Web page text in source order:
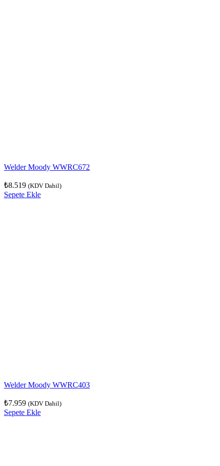
Welder Moody WWRC672
₺8.519 (KDV Dahil)
Sepete Ekle
Welder Moody WWRC403
₺7.959 (KDV Dahil)
Sepete Ekle